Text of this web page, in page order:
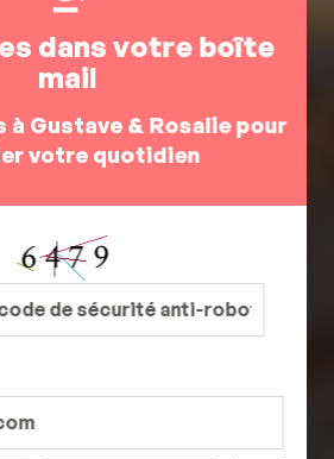
dans votre boîte
mail
à Gustave & Rosalie pour
votre quotidien